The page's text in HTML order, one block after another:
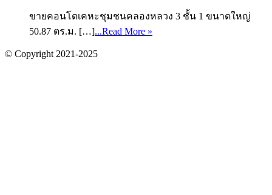
ขายคอนโดเคหะชุมชนคลองหลวง 3 ชั้น 1 ขนาดใหญ่
50.87 ตร.ม. […]...Read More »
© Copyright 2021-2025